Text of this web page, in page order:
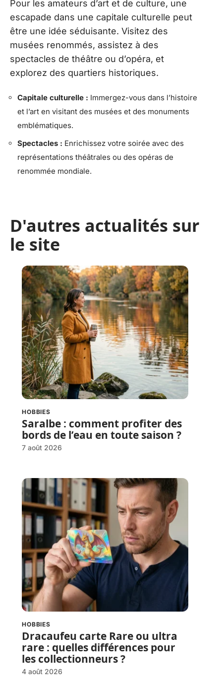
Pour les amateurs d’art et de culture, une
escapade dans une capitale culturelle peut
être une idée séduisante. Visitez des
musées renommés, assistez à des
spectacles de théâtre ou d’opéra, et
explorez des quartiers historiques.
Capitale culturelle : Immergez-vous dans l’histoire
et l’art en visitant des musées et des monuments
emblématiques.
Spectacles : Enrichissez votre soirée avec des
représentations théâtrales ou des opéras de
renommée mondiale.
D'autres actualités sur
le site
HOBBIES
Saralbe : comment profiter des
bords de l’eau en toute saison ?
7 août 2026
HOBBIES
Dracaufeu carte Rare ou ultra
rare : quelles différences pour
les collectionneurs ?
4 août 2026